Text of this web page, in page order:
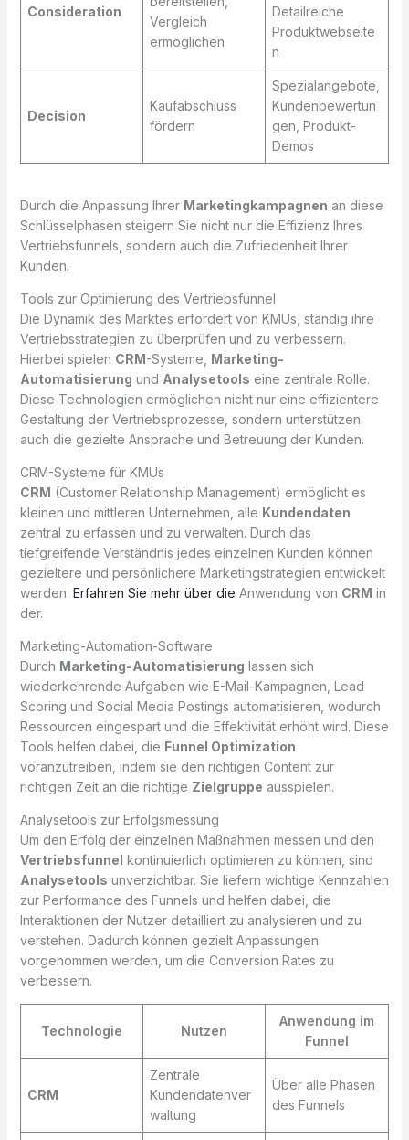
Consideration
Vergleich
ermöglichen
Detailreiche
Produktwebseite
n
Decision
Kaufabschluss
fördern
Spezialangebote,
Kundenbewertun
gen, Produkt-
Demos
Durch die Anpassung Ihrer Marketingkampagnen an diese
Schlüsselphasen steigern Sie nicht nur die Effizienz Ihres
Vertriebsfunnels, sondern auch die Zufriedenheit Ihrer
Kunden.
Tools zur Optimierung des Vertriebsfunnel
Die Dynamik des Marktes erfordert von KMUs, ständig ihre
Vertriebsstrategien zu überprüfen und zu verbessern.
Hierbei spielen CRM-Systeme, Marketing-
Automatisierung und Analysetools eine zentrale Rolle.
Diese Technologien ermöglichen nicht nur eine effizientere
Gestaltung der Vertriebsprozesse, sondern unterstützen
auch die gezielte Ansprache und Betreuung der Kunden.
CRM-Systeme für KMUs
CRM (Customer Relationship Management) ermöglicht es
kleinen und mittleren Unternehmen, alle Kundendaten
zentral zu erfassen und zu verwalten. Durch das
tiefgreifende Verständnis jedes einzelnen Kunden können
gezieltere und persönlichere Marketingstrategien entwickelt
werden. Erfahren Sie mehr über die Anwendung von CRM in
der.
Marketing-Automation-Software
Durch Marketing-Automatisierung lassen sich
wiederkehrende Aufgaben wie E-Mail-Kampagnen, Lead
Scoring und Social Media Postings automatisieren, wodurch
Ressourcen eingespart und die Effektivität erhöht wird. Diese
Tools helfen dabei, die Funnel Optimization
voranzutreiben, indem sie den richtigen Content zur
richtigen Zeit an die richtige Zielgruppe ausspielen.
Analysetools zur Erfolgsmessung
Um den Erfolg der einzelnen Maßnahmen messen und den
Vertriebsfunnel kontinuierlich optimieren zu können, sind
Analysetools unverzichtbar. Sie liefern wichtige Kennzahlen
zur Performance des Funnels und helfen dabei, die
Interaktionen der Nutzer detailliert zu analysieren und zu
verstehen. Dadurch können gezielt Anpassungen
vorgenommen werden, um die Conversion Rates zu
verbessern.
Technologie Nutzen
Anwendung im
Funnel
CRM
Zentrale
Kundendatenver
waltung
Über alle Phasen
des Funnels